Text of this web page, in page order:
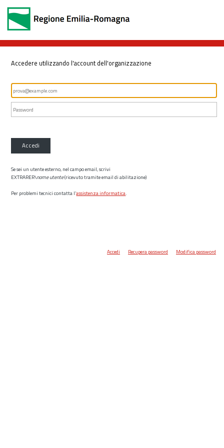
Accedere utilizzando l'account dell'organizzazione
Accedi
Se sei un utente esterno, nel campo email, scrivi
EXTRARER\nome utente(ricevuto tramite email di abilitazione)
Per problemi tecnici contatta l’assistenza informatica.
Accedi Recupera password Modifica password